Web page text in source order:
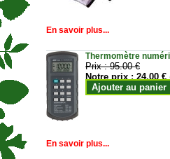
En savoir plus...
Thermomètre
Prix :95.00 €
Notre prix :24.00 €
Ajouter au panier
En savoir plus...